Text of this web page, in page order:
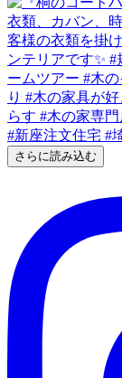
さらに読み込む